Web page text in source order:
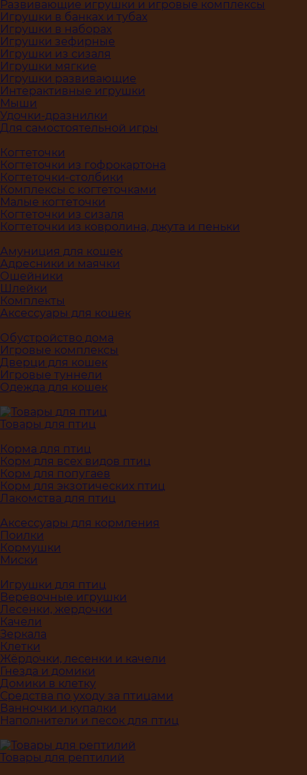
Развивающие игрушки и игровые комплексы
Игрушки в банках и тубах
Игрушки в наборах
Игрушки зефирные
Игрушки из сизаля
Игрушки мягкие
Игрушки развивающие
Интерактивные игрушки
Мыши
Удочки-дразнилки
Для самостоятельной игры
Когтеточки
Когтеточки из гофрокартона
Когтеточки-столбики
Комплексы с когтеточками
Малые когтеточки
Когтеточки из сизаля
Когтеточки из ковролина, джута и пеньки
Амуниция для кошек
Адресники и маячки
Ошейники
Шлейки
Комплекты
Аксессуары для кошек
Обустройство дома
Игровые комплексы
Дверци для кошек
Игровые туннели
Одежда для кошек
Товары для птиц
Корма для птиц
Корм для всех видов птиц
Корм для попугаев
Корм для экзотических птиц
Лакомства для птиц
Аксессуары для кормления
Поилки
Кормушки
Миски
Игрушки для птиц
Веревочные игрушки
Лесенки, жердочки
Качели
Зеркала
Клетки
Жёрдочки, лесенки и качели
Гнезда и домики
Домики в клетку
Средства по уходу за птицами
Ванночки и купалки
Наполнители и песок для птиц
Товары для рептилий